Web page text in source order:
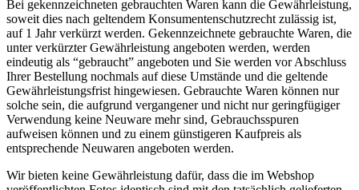
Bei gekennzeichneten gebrauchten Waren kann die Gewährleistung,
soweit dies nach geltendem Konsumentenschutzrecht zulässig ist,
auf 1 Jahr verkürzt werden. Gekennzeichnete gebrauchte Waren, die
unter verkürzter Gewährleistung angeboten werden, werden
eindeutig als “gebraucht” angeboten und Sie werden vor Abschluss
Ihrer Bestellung nochmals auf diese Umstände und die geltende
Gewährleistungsfrist hingewiesen. Gebrauchte Waren können nur
solche sein, die aufgrund vergangener und nicht nur geringfügiger
Verwendung keine Neuware mehr sind, Gebrauchsspuren
aufweisen können und zu einem günstigeren Kaufpreis als
entsprechende Neuwaren angeboten werden.
Wir bieten keine Gewährleistung dafür, dass die im Webshop